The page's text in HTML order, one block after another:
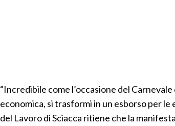
“Incredibile come l’occasione del
economica, si trasformi in un esborso per le
del Lavoro di Sciacca ritiene che la